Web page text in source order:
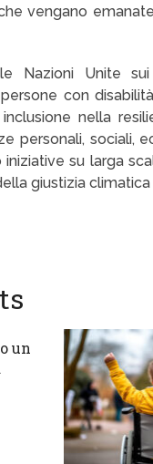
vengano
Nazioni Unite sui
con
nella
personali, sociali,
iniziative su larga
giustizia
un